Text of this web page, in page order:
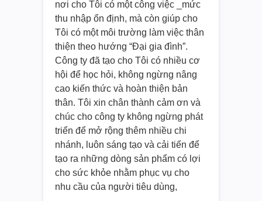
nơi cho Tôi có một công việc _mức
thu nhập ổn định, mà còn giúp cho
Tôi có một môi trường làm việc thân
thiện theo hướng “Đại gia đình”.
Công ty đã tạo cho Tôi có nhiều cơ
hội để học hỏi, không ngừng nâng
cao kiến thức và hoàn thiện bản
thân. Tôi xin chân thành cảm ơn và
chúc cho công ty không ngừng phát
triển để mở rộng thêm nhiều chi
nhánh, luôn sáng tạo và cải tiến để
tạo ra những dòng sản phẩm có lợi
cho sức khỏe nhằm phục vụ cho
nhu cầu của người tiêu dùng,